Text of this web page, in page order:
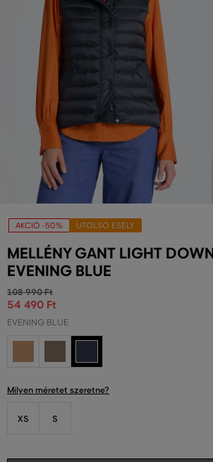
AKCIÓ -50% UTOLSÓ ESÉLY
MELLÉNY GANT LIGHT
EVENING BLUE
108 990 Ft
54 490 Ft
EVENING BLUE
Milyen méretet szeretne?
XS S